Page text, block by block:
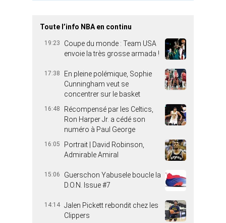
Toute l’info NBA en continu
19:23
Coupe du monde : Team USA
envoie la très grosse armada !
17:38
En pleine polémique, Sophie
Cunningham veut se
concentrer sur le basket
16:48
Récompensé par les Celtics,
Ron Harper Jr. a cédé son
numéro à Paul George
16:05
Portrait | David Robinson,
Admirable Amiral
15:06
Guerschon Yabusele boucle la
D.O.N. Issue #7
14:14 Jalen Pickett rebondit chez les
Clippers